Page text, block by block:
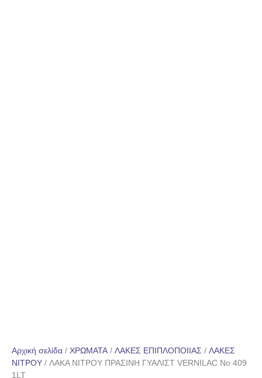
Αρχική σελίδα / ΧΡΩΜΑΤΑ/ ΛΑΚΕΣ ΕΠΙΠΛΟΠΟΙΙΑΣ / ΛΑΚΕΣ
ΝΙΤΡΟΥ / ΛΑΚΑ ΝΙΤΡΟΥ ΠΡΑΣΙΝΗ ΓΥΑΛΙΣΤ VERNILAC No 409
1LT